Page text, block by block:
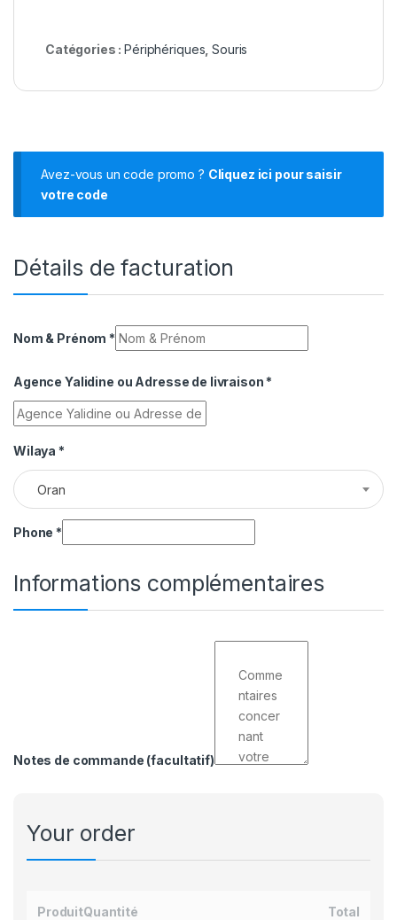
Catégories :Périphériques ,Souris
Avez-vous un code promo ? Cliquez ici pour saisir
votre code
Détails de facturation
Nom & Prénom *
Agence Yalidine ou Adresse de livraison *
Wilaya *
Oran
Phone *
Informations complémentaires
Notes de commande (facultatif)
Your order
ProduitQuantité Total